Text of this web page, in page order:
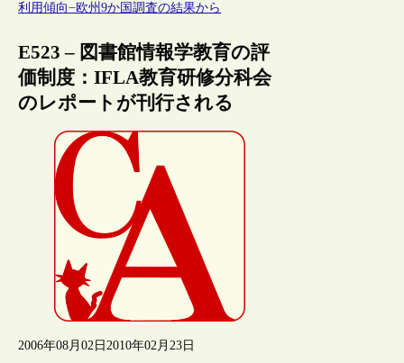
利用傾向−欧州9か国調査の結果から
E523 – 図書館情報学教育の評
価制度：IFLA教育研修分科会
のレポートが刊行される
2006年08月02日 2010年02月23日